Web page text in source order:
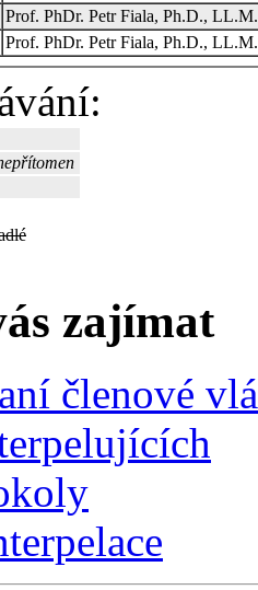
Prof. PhDr. Petr Fiala, Ph.D., LL.M.
Prof. PhDr. Petr Fiala, Ph.D., LL.M.
zajímat
členové